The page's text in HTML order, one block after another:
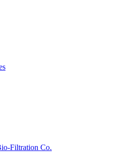
Filtration Co.